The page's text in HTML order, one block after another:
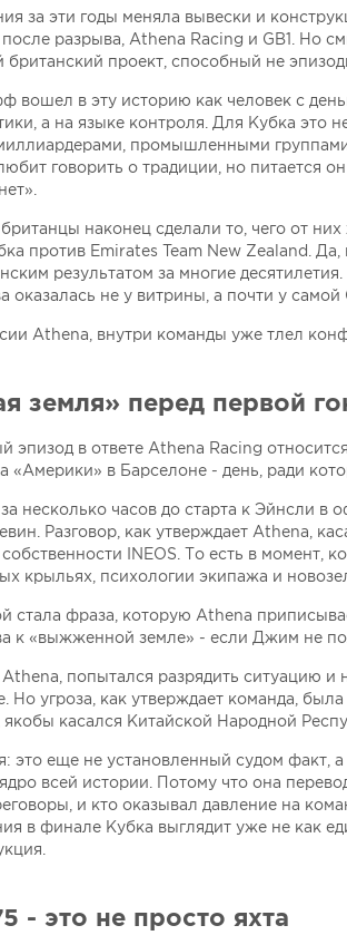
за эти годы меняла вывески и
разрыва, Athena Racing и GB1. Но
британский проект, способный не
вошел в эту историю как человек с
а на языке контроля. Для Кубка
промышленными
говорить о традиции, но питается
наконец сделали то, чего от
против Emirates Team New Zealand.
результатом за многие
оказалась не у витрины, а почти у
Athena, внутри команды уже тлел
земля» перед первой
эпизод в ответе Athena Racing
«Америки» в Барселоне - день, ради
несколько часов до старта к Эйнсли
Разговор, как утверждает Athena,
INEOS. То есть в момент,
крыльях, психологии экипажа и
стала фраза, которую Athena
к «выжженной земле» - если Джим не
попытался разрядить ситуацию
Но угроза, как утверждает команда,
якобы касался Китайской Народной
это еще не установленный судом факт,
всей истории. Потому что она
и кто оказывал давление на
в финале Кубка выглядит уже не как
- это не просто яхта